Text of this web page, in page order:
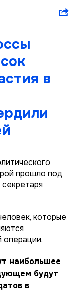
в
прошло под
которые
операции.
наибольшее
будут
в